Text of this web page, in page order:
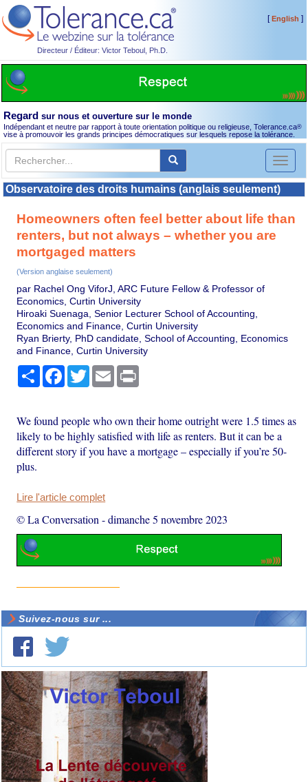
Directeur / Éditeur: Victor Teboul, Ph.D.
[English ]
Regard sur nous et ouverture sur le monde
Indépendant et neutre par rapport à toute orientation politique ou religieuse, Tolerance.ca®
vise à promouvoir les grands principes démocratiques sur lesquels repose la tolérance.
Toggle
Observatoire des droits humains (anglais seulement)
Homeowners often feel better about life than
renters, but not always – whether you are
mortgaged matters
(Version anglaise seulement)
par Rachel Ong ViforJ, ARC Future Fellow & Professor of
Economics, Curtin University
Hiroaki Suenaga, Senior Lecturer School of Accounting,
Economics and Finance, Curtin University
Ryan Brierty, PhD candidate, School of Accounting, Economics
and Finance, Curtin University
PartagerFacebook
TwitterEmail
We found people who own their home outright were 1.5 times as
likely to be highly satisfied with life as renters. But it can be a
different story if you have a mortgage – especially if you’re 50-
plus.
Lire l'article complet
© La Conversation -dimanche 5 novembre 2023
Suivez-nous sur ...